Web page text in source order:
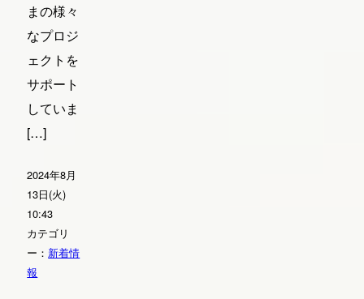
まの様々
なプロジ
ェクトを
サポート
していま
[…]
2024年8月
13日(火)
10:43
カテゴリ
ー： 新着情
報